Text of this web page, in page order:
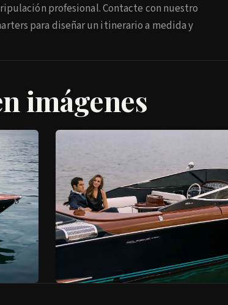
profesional. Contacte con nuestro
para diseñar un itinerario a medida y
imágenes